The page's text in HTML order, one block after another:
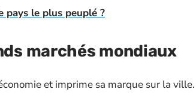
pays le plus peuplé ?
marchés mondiaux
et imprime sa marque sur la ville.